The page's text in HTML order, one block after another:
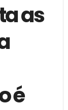
as
é